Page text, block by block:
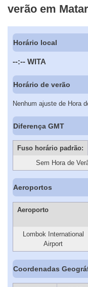
verão em
Horário local
--:-- WITA
Horário de verão
Nenhum ajuste de Hora
Diferença GMT
Fuso horário padrão:
Sem Hora de
Aeroportos
Aeroporto
Lombok International
Airport
Coordenadas